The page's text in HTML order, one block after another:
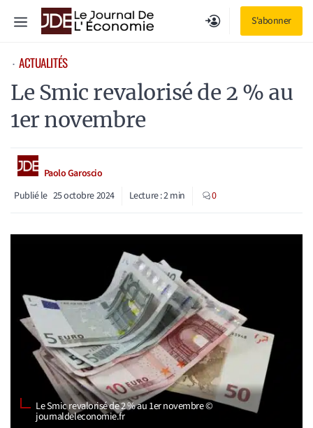
S'abonner
Menu
⋅ ACTUALITÉS
Le Smic revalorisé de 2 % au
1er novembre
Paolo Garoscio
Publié le 25 octobre 2024 Lecture :2min 0
Le Smic revalorisé de 2 % au 1er novembre ©
journaldeleconomie.fr